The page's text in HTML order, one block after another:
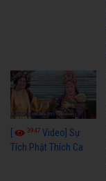
[ 3947 Video] Sự
Tích Phật Thích Ca